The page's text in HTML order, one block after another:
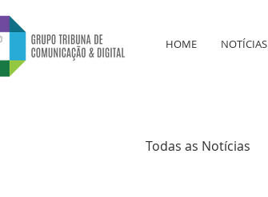
HOME NOTÍCIAS
Todas as Notícias